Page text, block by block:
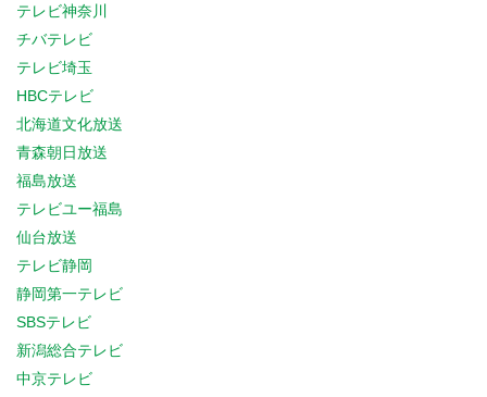
テレビ神奈川
チバテレビ
テレビ埼玉
HBCテレビ
北海道文化放送
青森朝日放送
福島放送
テレビユー福島
仙台放送
テレビ静岡
静岡第一テレビ
SBSテレビ
新潟総合テレビ
中京テレビ